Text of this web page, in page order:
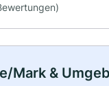
Mark &